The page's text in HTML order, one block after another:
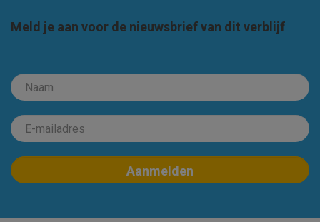
Meld je aan voor de nieuwsbrief van dit verblijf